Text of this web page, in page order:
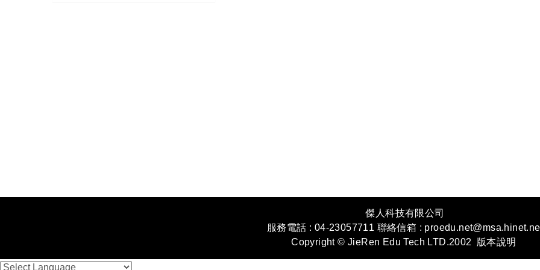
傑人科技有限公司
服務電話 : 04-23057711 聯絡信箱 :
Copyright © JieRen Edu Tech LTD.2002
版本說明